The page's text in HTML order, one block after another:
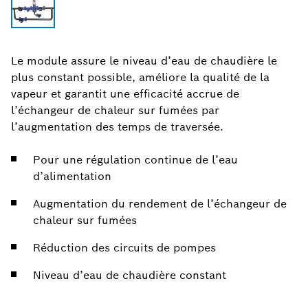
Le module assure le niveau d’eau de chaudière le
plus constant possible, améliore la qualité de la
vapeur et garantit une efficacité accrue de
l’échangeur de chaleur sur fumées par
l’augmentation des temps de traversée.
Pour une régulation continue de l’eau
d’alimentation
Augmentation du rendement de l’échangeur de
chaleur sur fumées
Réduction des circuits de pompes
Niveau d’eau de chaudière constant